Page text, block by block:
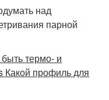
над
парной
термо- и
Какой профиль для